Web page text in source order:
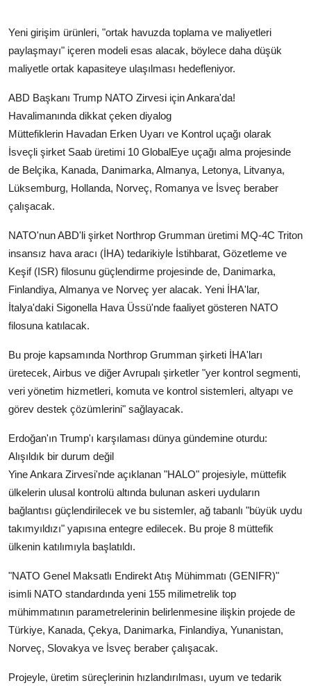
Yeni girişim ürünleri, "ortak havuzda toplama ve maliyetleri
paylaşmayı" içeren modeli esas alacak, böylece daha düşük
maliyetle ortak kapasiteye ulaşılması hedefleniyor.
ABD Başkanı Trump NATO Zirvesi için Ankara'da!
Havalimanında dikkat çeken diyalog
Müttefiklerin Havadan Erken Uyarı ve Kontrol uçağı olarak
İsveçli şirket Saab üretimi 10 GlobalEye uçağı alma projesinde
de Belçika, Kanada, Danimarka, Almanya, Letonya, Litvanya,
Lüksemburg, Hollanda, Norveç, Romanya ve İsveç beraber
çalışacak.
NATO'nun ABD'li şirket Northrop Grumman üretimi MQ-4C Triton
insansız hava aracı (İHA) tedarikiyle İstihbarat, Gözetleme ve
Keşif (ISR) filosunu güçlendirme projesinde de, Danimarka,
Finlandiya, Almanya ve Norveç yer alacak. Yeni İHA'lar,
İtalya'daki Sigonella Hava Üssü'nde faaliyet gösteren NATO
filosuna katılacak.
Bu proje kapsamında Northrop Grumman şirketi İHA'ları
üretecek, Airbus ve diğer Avrupalı şirketler "yer kontrol segmenti,
veri yönetim hizmetleri, komuta ve kontrol sistemleri, altyapı ve
görev destek çözümlerini" sağlayacak.
Erdoğan'ın Trump'ı karşılaması dünya gündemine oturdu:
Alışıldık bir durum değil
Yine Ankara Zirvesi'nde açıklanan "HALO" projesiyle, müttefik
ülkelerin ulusal kontrolü altında bulunan askeri uyduların
bağlantısı güçlendirilecek ve bu sistemler, ağ tabanlı "büyük uydu
takımyıldızı" yapısına entegre edilecek. Bu proje 8 müttefik
ülkenin katılımıyla başlatıldı.
"NATO Genel Maksatlı Endirekt Atış Mühimmatı (GENIFR)"
isimli NATO standardında yeni 155 milimetrelik top
mühimmatının parametrelerinin belirlenmesine ilişkin projede de
Türkiye, Kanada, Çekya, Danimarka, Finlandiya, Yunanistan,
Norveç, Slovakya ve İsveç beraber çalışacak.
Projeyle, üretim süreçlerinin hızlandırılması, uyum ve tedarik